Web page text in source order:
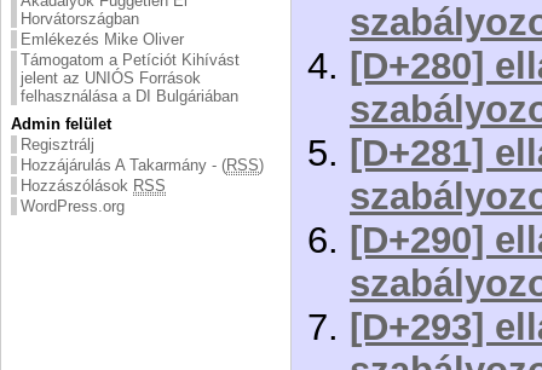
Horvátországban
Emlékezés Mike Oliver
Támogatom a Petíciót Kihívást
jelent az UNIÓS Források
felhasználása a DI Bulgáriában
Admin felület
Regisztrálj
Hozzájárulás A Takarmány - (RSS)
Hozzászólások RSS
WordPress.org
[D+280]
[D+281]
[D+290]
[D+293]